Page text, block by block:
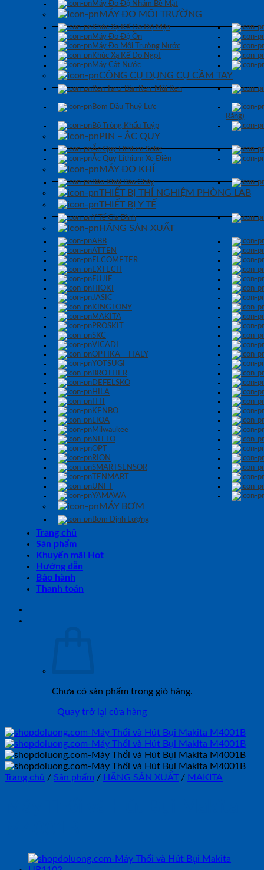
Máy Đo Độ Nhám Bề Mặt
MÁY ĐO MÔI TRƯỜNG
Khúc Xạ Kế Đo Độ Mặn
Máy Đo Độ Ồn
Máy Đo Môi Trường Nước
Khúc Xạ Kế Đo Ngọt
Máy Cất Nước
CÔNG CỤ DỤNG CỤ CẦM TAY
Ren Taro-Bàn Ren-Mũi Ren
Bơm Dầu Thuỷ Lực
Răng)
Bộ Tròng Khẩu Tuýp
PIN – ẮC QUY
Ắc Quy Lithium Solar
Ắc Quy Lithium Xe Điện
MÁY ĐO KHÍ
Báo Khói Báo Cháy
THIẾT BỊ THÍ NGHIỆM PHÒNG LAB
THIẾT BỊ Y TẾ
Y Tế Gia Đình
HÃNG SẢN XUẤT
ABB
ATTEN
ELCOMETER
EXTECH
FUJIE
HIOKI
JASIC
KINGTONY
MAKITA
PROSKIT
SKC
VICADI
OPTIKA – ITALY
YOTSUGI
BROTHER
DEFELSKO
HILA
HTI
KENBO
LIOA
Milwaukee
NITTO
OPT
RION
SMARTSENSOR
TENMART
UNI-T
YAMAWA
MÁY BƠM
Bơm Định Lượng
Trang chủ
Sản phẩm
Khuyến mãi Hot
Hướng dẫn
Bảo hành
Thanh toán
Chưa có sản phẩm trong giỏ hàng.
Quay trở lại cửa hàng
Trang chủ / Sản phẩm / HÃNG SẢN XUẤT / MAKITA